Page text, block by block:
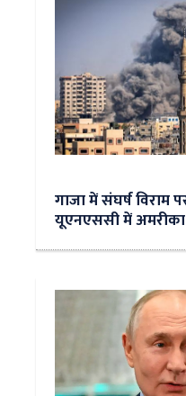
गाजा में संघर्ष विराम
यूएनएससी में अमरीका